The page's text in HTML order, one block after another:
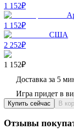
1 152₽
1 152₽
США
2 252₽
1 152₽
Доставка за 5
Игра придет в
Купить сейчас В
Отзывы